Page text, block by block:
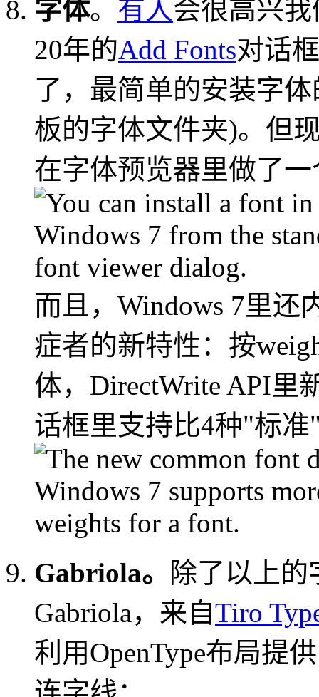
字体。 有人会很高兴
20年的Add Fonts对话
了，最简单的安装字
板的字体文件夹)。但
在字体预览器里做了
而且，Windows 7里还
症者的新特性：按
体，DirectWrite API里
话框里支持比4种"标
Gabriola。
除了以上的
Gabriola，来自Tiro
利用OpenType布局提